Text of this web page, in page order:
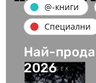
@-книги
Специални
Най-
2026